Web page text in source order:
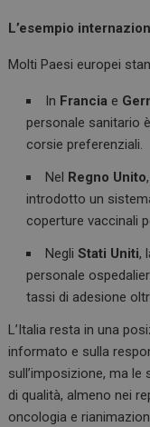
L’esempio
Molti Paesi europei
In Francia e
personale sanitario
corsie preferenziali.
Nel Regno Unito
introdotto un
coperture vaccinali
NegliStati Uniti,
personale
tassi di adesione
L’Italia resta in una
informato e sulla
sull’imposizione, ma
di qualità, almeno nei
oncologia e